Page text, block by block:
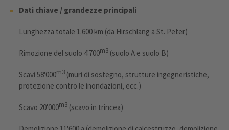
Dati chiave / grandezze principali
Lunghezza totale 1.600 km (da Hirschlang a St. Peter)
Rimozione del suolo 4'700m3 (suolo A e suolo B)
Scavi 58'000m3 (muri di sostegno, strutture ingegneristiche,
protezione contro le inondazioni, ecc.)
Scavo 20'000m3 (scavo in trincea)